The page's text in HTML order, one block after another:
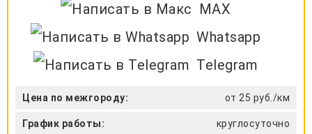
MAX
Whatsapp
Telegram
Цена по межгороду: от 25 руб./км
График работы: круглосуточно